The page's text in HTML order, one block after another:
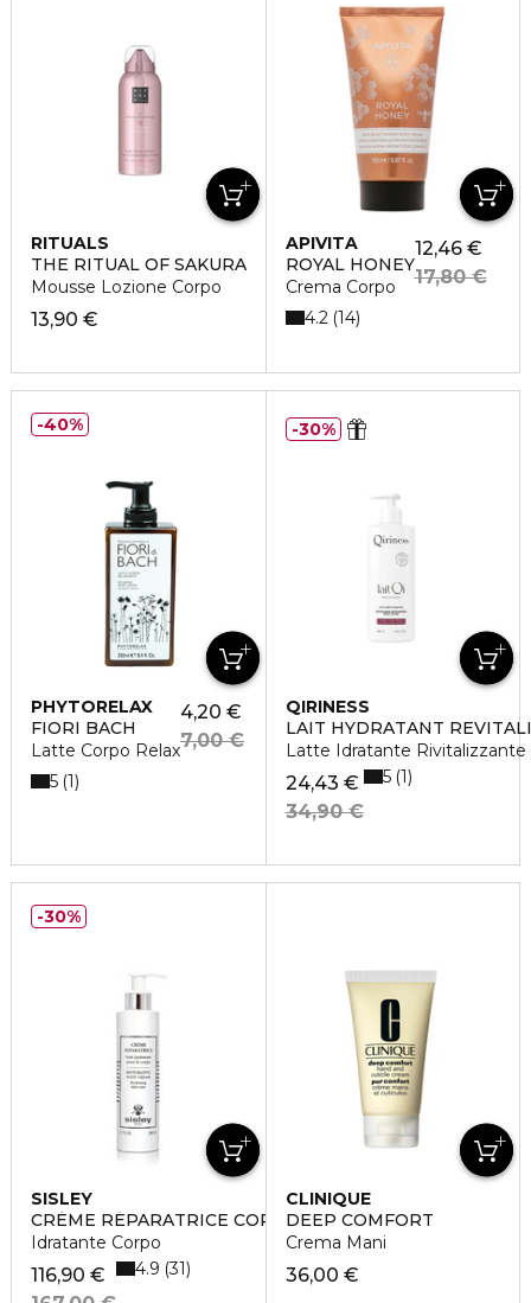
RITUALS
THE RITUAL OF SAKURA
Mousse Lozione Corpo
13,90 €
APIVITA
ROYAL HONEY
Crema Corpo
12,46 €
17,80 €
4.2 14
PHYTORELAX
FIORI BACH
Latte Corpo Relax
4,20 €
7,00 €
5 1
40%
QIRINESS
LAIT HYDRATANT
Latte Idratante Rivitalizzante
24,43 €
34,90 €
5 1
30%
SISLEY
CRÈME RÉPARATRICE CORPS
Idratante Corpo
116,90 €
4.9 31
30%
CLINIQUE
DEEP COMFORT
Crema Mani
36,00 €